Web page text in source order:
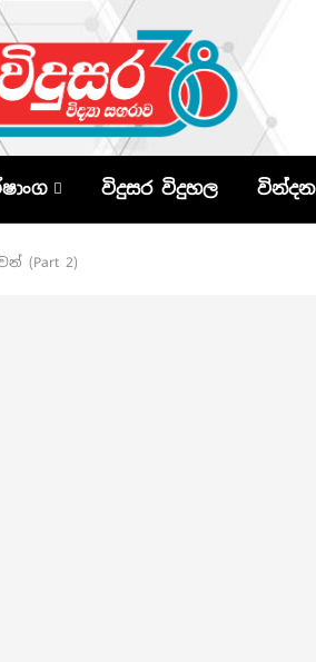
විදුසර විදුහල වින්දන
(Part 2)